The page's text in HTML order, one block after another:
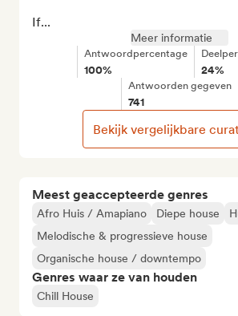
Meest geaccepteerde genres
Afro Huis / Amapiano Diepe house
Melodische & progressieve house
Organische house / downtempo
Genres waar ze van houden
Chill House
If...
Meer informatie
Antwoordpercentage
100% 24%
Antwoorden gegeven
741
Bekijk vergelijkbare